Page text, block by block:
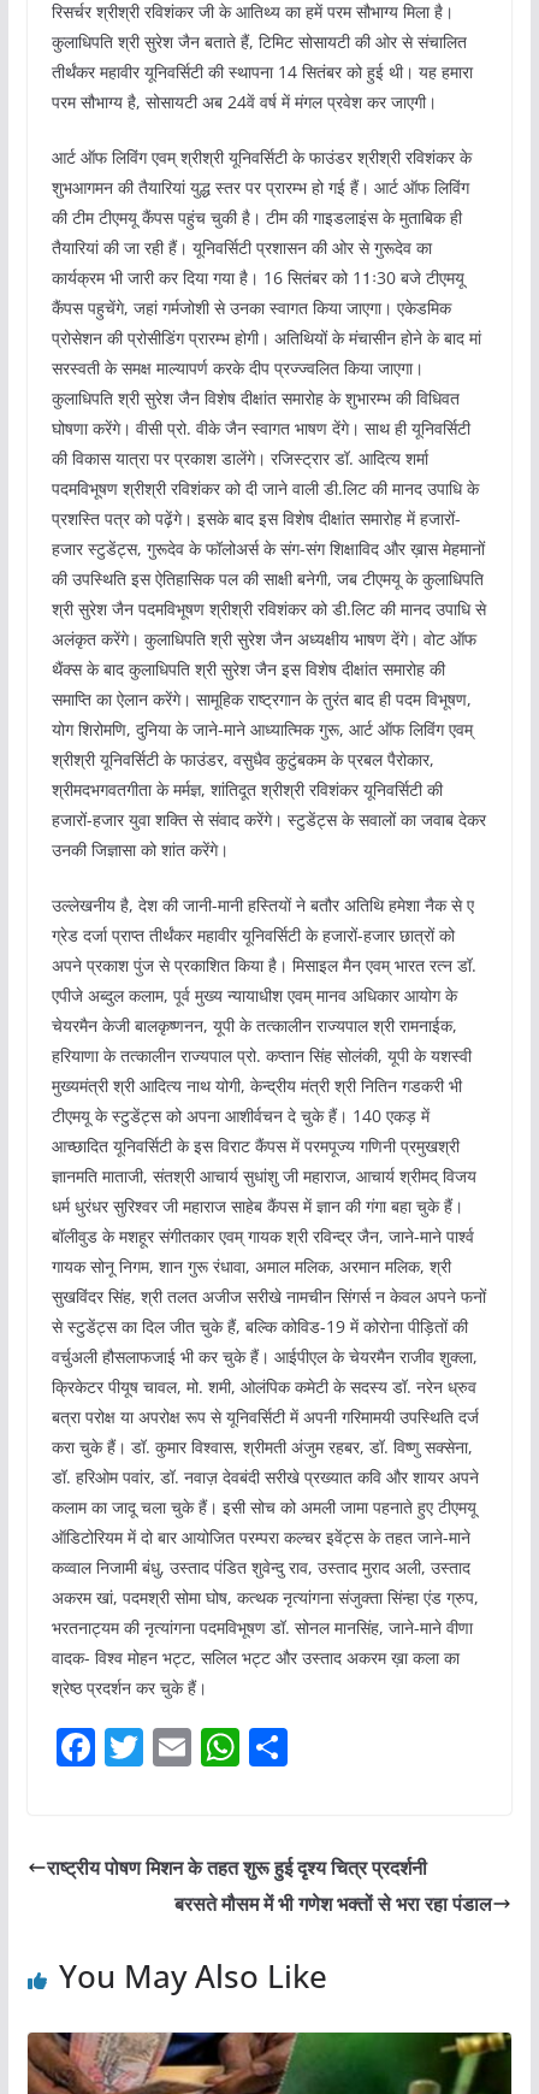
रिसर्चर श्रीश्री रविशंकर जी के आतिथ्य का हमें परम सौभाग्य मिला है।
कुलाधिपति श्री सुरेश जैन बताते हैं, टिमिट सोसायटी की ओर से संचालित
तीर्थंकर महावीर यूनिवर्सिटी की स्थापना 14 सितंबर को हुई थी। यह हमारा
परम सौभाग्य है, सोसायटी अब 24वें वर्ष में मंगल प्रवेश कर जाएगी।
आर्ट ऑफ लिविंग एवम् श्रीश्री यूनिवर्सिटी के फाउंडर श्रीश्री रविशंकर के
शुभआगमन की तैयारियां युद्ध स्तर पर प्रारम्भ हो गई हैं। आर्ट ऑफ लिविंग
की टीम टीएमयू कैंपस पहुंच चुकी है। टीम की गाइडलाइंस के मुताबिक ही
तैयारियां की जा रही हैं। यूनिवर्सिटी प्रशासन की ओर से गुरूदेव का
कार्यक्रम भी जारी कर दिया गया है। 16 सितंबर को 11ः30 बजे टीएमयू
कैंपस पहुचेंगे, जहां गर्मजोशी से उनका स्वागत किया जाएगा। एकेडमिक
प्रोसेशन की प्रोसीडिंग प्रारम्भ होगी। अतिथियों के मंचासीन होने के बाद मां
सरस्वती के समक्ष माल्यापर्ण करके दीप प्रज्ज्वलित किया जाएगा।
कुलाधिपति श्री सुरेश जैन विशेष दीक्षांत समारोह के शुभारम्भ की विधिवत
घोषणा करेंगे। वीसी प्रो. वीके जैन स्वागत भाषण देंगे। साथ ही यूनिवर्सिटी
की विकास यात्रा पर प्रकाश डालेंगे। रजिस्ट्रार डॉ. आदित्य शर्मा
पदमविभूषण श्रीश्री रविशंकर को दी जाने वाली डी.लिट की मानद उपाधि के
प्रशस्ति पत्र को पढ़ेंगे। इसके बाद इस विशेष दीक्षांत समारोह में हजारों-
हजार स्टुडेंट्स, गुरूदेव के फॉलोअर्स के संग-संग शिक्षाविद और ख़ास मेहमानों
की उपस्थिति इस ऐतिहासिक पल की साक्षी बनेगी, जब टीएमयू के कुलाधिपति
श्री सुरेश जैन पदमविभूषण श्रीश्री रविशंकर को डी.लिट की मानद उपाधि से
अलंकृत करेंगे। कुलाधिपति श्री सुरेश जैन अध्यक्षीय भाषण देंगे। वोट ऑफ
थैंक्स के बाद कुलाधिपति श्री सुरेश जैन इस विशेष दीक्षांत समारोह की
समाप्ति का ऐलान करेंगे। सामूहिक राष्ट्रगान के तुरंत बाद ही पदम विभूषण,
योग शिरोमणि, दुनिया के जाने-माने आध्यात्मिक गुरू, आर्ट ऑफ लिविंग एवम्
श्रीश्री यूनिवर्सिटी के फाउंडर, वसुधैव कुटुंबकम के प्रबल पैरोकार,
श्रीमदभगवतगीता के मर्मज्ञ, शांतिदूत श्रीश्री रविशंकर यूनिवर्सिटी की
हजारों-हजार युवा शक्ति से संवाद करेंगे। स्टुडेंट्स के सवालों का जवाब देकर
उनकी जिज्ञासा को शांत करेंगे।
उल्लेखनीय है, देश की जानी-मानी हस्तियों ने बतौर अतिथि हमेशा नैक से ए
ग्रेड दर्जा प्राप्त तीर्थंकर महावीर यूनिवर्सिटी के हजारों-हजार छात्रों को
अपने प्रकाश पुंज से प्रकाशित किया है। मिसाइल मैन एवम् भारत रत्न डॉ.
एपीजे अब्दुल कलाम, पूर्व मुख्य न्यायाधीश एवम् मानव अधिकार आयोग के
चेयरमैन केजी बालकृष्णनन, यूपी के तत्कालीन राज्यपाल श्री रामनाईक,
हरियाणा के तत्कालीन राज्यपाल प्रो. कप्तान सिंह सोलंकी, यूपी के यशस्वी
मुख्यमंत्री श्री आदित्य नाथ योगी, केन्द्रीय मंत्री श्री नितिन गडकरी भी
टीएमयू के स्टुडेंट्स को अपना आशीर्वचन दे चुके हैं। 140 एकड़ में
आच्छादित यूनिवर्सिटी के इस विराट कैंपस में परमपूज्य गणिनी प्रमुखश्री
ज्ञानमति माताजी, संतश्री आचार्य सुधांशु जी महाराज, आचार्य श्रीमद् विजय
धर्म धुरंधर सुरिश्वर जी महाराज साहेब कैंपस में ज्ञान की गंगा बहा चुके हैं।
बॉलीवुड के मशहूर संगीतकार एवम् गायक श्री रविन्द्र जैन, जाने-माने पार्श्व
गायक सोनू निगम, शान गुरू रंधावा, अमाल मलिक, अरमान मलिक, श्री
सुखविंदर सिंह, श्री तलत अजीज सरीखे नामचीन सिंगर्स न केवल अपने फनों
से स्टुडेंट्स का दिल जीत चुके हैं, बल्कि कोविड-19 में कोरोना पीड़ितों की
वर्चुअली हौसलाफजाई भी कर चुके हैं। आईपीएल के चेयरमैन राजीव शुक्ला,
क्रिकेटर पीयूष चावल, मो. शमी, ओलंपिक कमेटी के सदस्य डॉ. नरेन ध्रुव
बत्रा परोक्ष या अपरोक्ष रूप से यूनिवर्सिटी में अपनी गरिमामयी उपस्थिति दर्ज
करा चुके हैं। डॉ. कुमार विश्वास, श्रीमती अंजुम रहबर, डॉ. विष्णु सक्सेना,
डॉ. हरिओम पवांर, डॉ. नवाज़ देवबंदी सरीखे प्रख्यात कवि और शायर अपने
कलाम का जादू चला चुके हैं। इसी सोच को अमली जामा पहनाते हुए टीएमयू
ऑडिटोरियम में दो बार आयोजित परम्परा कल्चर इवेंट्स के तहत जाने-माने
कव्वाल निजामी बंधु, उस्ताद पंडित शुवेन्दु राव, उस्ताद मुराद अली, उस्ताद
अकरम खां, पदमश्री सोमा घोष, कत्थक नृत्यांगना संजुक्ता सिंन्हा एंड ग्रुप,
भरतनाट्यम की नृत्यांगना पदमविभूषण डॉ. सोनल मानसिंह, जाने-माने वीणा
वादक- विश्व मोहन भट्ट, सलिल भट्ट और उस्ताद अकरम ख़ा कला का
श्रेष्ठ प्रदर्शन कर चुके हैं।
F
e
o
T
er
E
l
W
s
A
p
S
e
राष्ट्रीय पोषण मिशन के तहत शुरू हुई दृश्य चित्र प्रदर्शनी
बरसते मौसम में भी गणेश भक्तों से भरा रहा पंडाल
You May Also Like